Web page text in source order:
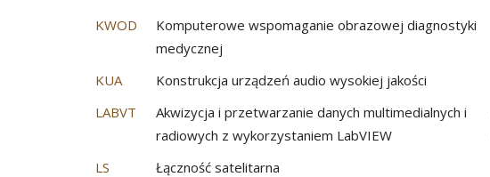
KWOD
Komputerowe wspomaganie obrazowej diagnostyki
medycznej
KUA Konstrukcja urządzeń audio wysokiej jakości
LABVT
Akwizycja i przetwarzanie danych multimedialnych i
radiowych z wykorzystaniem LabVIEW
LS Łączność satelitarna